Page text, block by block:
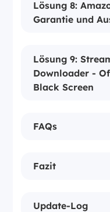
Lösung 8:
Garantie und
Lösung 9:
Downloader -
Black Screen
FAQs
Fazit
Update-Log